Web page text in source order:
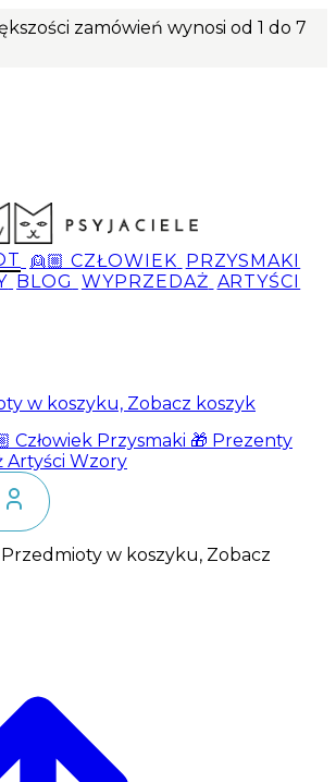
zamówień wynosi od 1 do 7
👱🏼 CZŁOWIEK PRZYSMAKI
BLOG WYPRZEDAŻ ARTYŚCI
w koszyku, Zobacz koszyk
Człowiek Przysmaki 🎁 Prezenty
Artyści Wzory
Przedmioty w koszyku, Zobacz